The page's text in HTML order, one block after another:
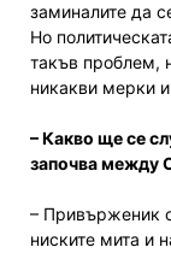
заминалите да
Но
такъв проблем,
никакви мерки и
– Какво ще се
започва между
– Привърженик
ниските мита и